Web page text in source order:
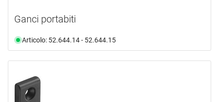
Ganci portabiti
Articolo: 52.644.14 - 52.644.15